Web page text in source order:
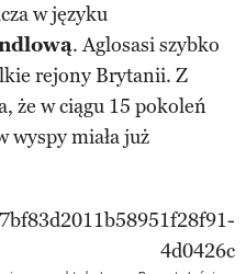
w języku
. Aglosasi szybko
rejony Brytanii. Z
że w ciągu 15 pokoleń
wyspy miała już